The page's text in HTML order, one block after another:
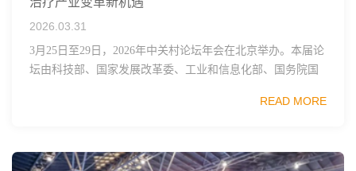
2026.03.31
3月25日至29日，2026年中关村论坛年会在北京举办。本届论
坛由科技部、国家发展改革委、工业和信息化部、国务院国
READ MORE